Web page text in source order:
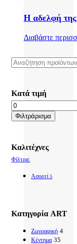
Η αδελφή
Διαβάστε
Αναζήτηση
για:
Κατά τιμή
Ελάχιστη
τιμή
Φιλτράρισμα
Καλιτέχνες
Φίλτρα:
Ασορτί 5
Κατηγορία ART
Ζωγραφική 4
Κέντημα 35